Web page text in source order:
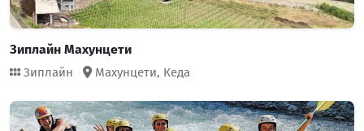
Зиплайн Махунцети
Зиплайн Махунцети, Кеда